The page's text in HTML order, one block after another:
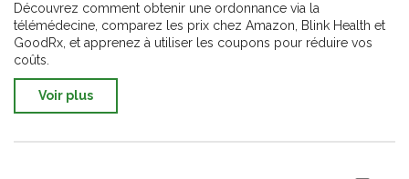
Découvrez comment obtenir une ordonnance via la
télémédecine, comparez les prix chez Amazon, Blink Health et
GoodRx, et apprenez à utiliser les coupons pour réduire vos
coûts.
Voir plus